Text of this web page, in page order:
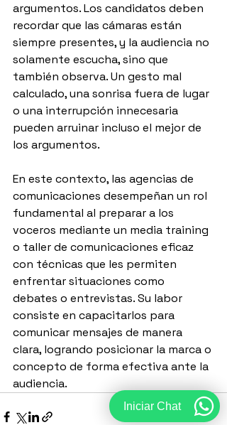
argumentos. Los candidatos deben
recordar que las cámaras están
siempre presentes, y la audiencia no
solamente escucha, sino que
también observa. Un gesto mal
calculado, una sonrisa fuera de lugar
o una interrupción innecesaria
pueden arruinar incluso el mejor de
los argumentos.
En este contexto, las agencias de
comunicaciones desempeñan un rol
fundamental al preparar a los
voceros mediante un media training
o taller de comunicaciones eficaz
con técnicas que les permiten
enfrentar situaciones como
debates o entrevistas. Su labor
consiste en capacitarlos para
comunicar mensajes de manera
clara, logrando posicionar la marca o
concepto de forma efectiva ante la
audiencia.
Iniciar Chat